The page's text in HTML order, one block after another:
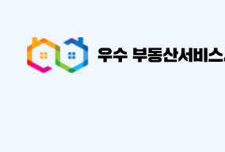
우수 부동산서비스사업자 인증